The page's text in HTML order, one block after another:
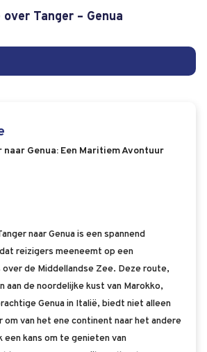
Tanger – Genua
Genua: Een Maritiem Avontuur
naar Genua is een spannend
reizigers meeneemt op een
de Middellandse Zee. Deze route,
aan de noordelijke kust van Marokko,
Genua in Italië, biedt niet alleen
om van het ene continent naar het andere
een kans om te genieten van